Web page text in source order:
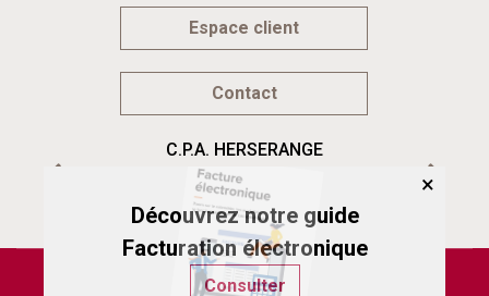
Découvrez notre guide
Facturation électronique
Consulter
×
Espace client
Contact
C.P.A. HERSERANGE
103-105 rue de Paris
54440 HERSERANGE
Plan du site